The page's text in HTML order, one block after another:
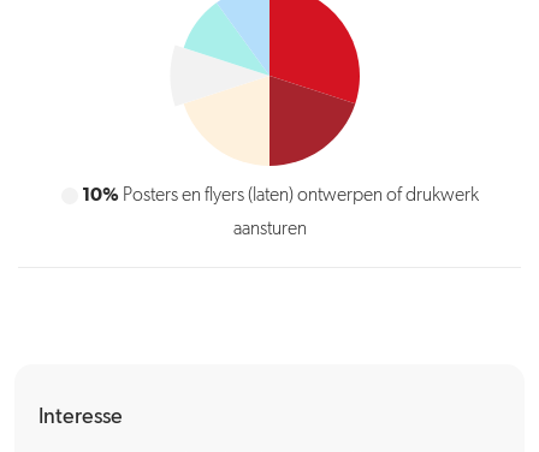
10% Posters en flyers (laten) ontwerpen of drukwerk
aansturen
10%Huisstijl bewaken (en uitdragen)
Interesse